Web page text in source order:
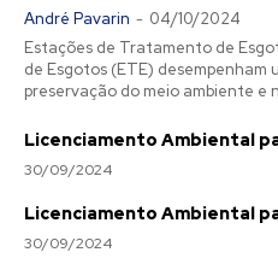
André Pavarin - 04/10/2024
Estações de Tratamento de
de Esgotos (ETE)
preservação do meio ambiente e
Licenciamento Ambiental
30/09/2024
Licenciamento Ambiental
30/09/2024